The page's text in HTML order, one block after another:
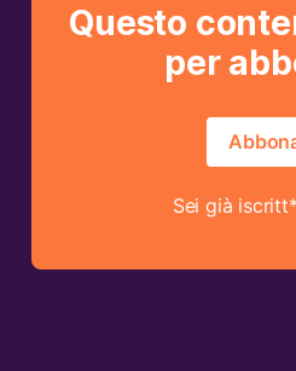
Questo
per
Sei già